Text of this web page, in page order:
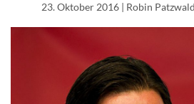
23. Oktober 2016 | Robin